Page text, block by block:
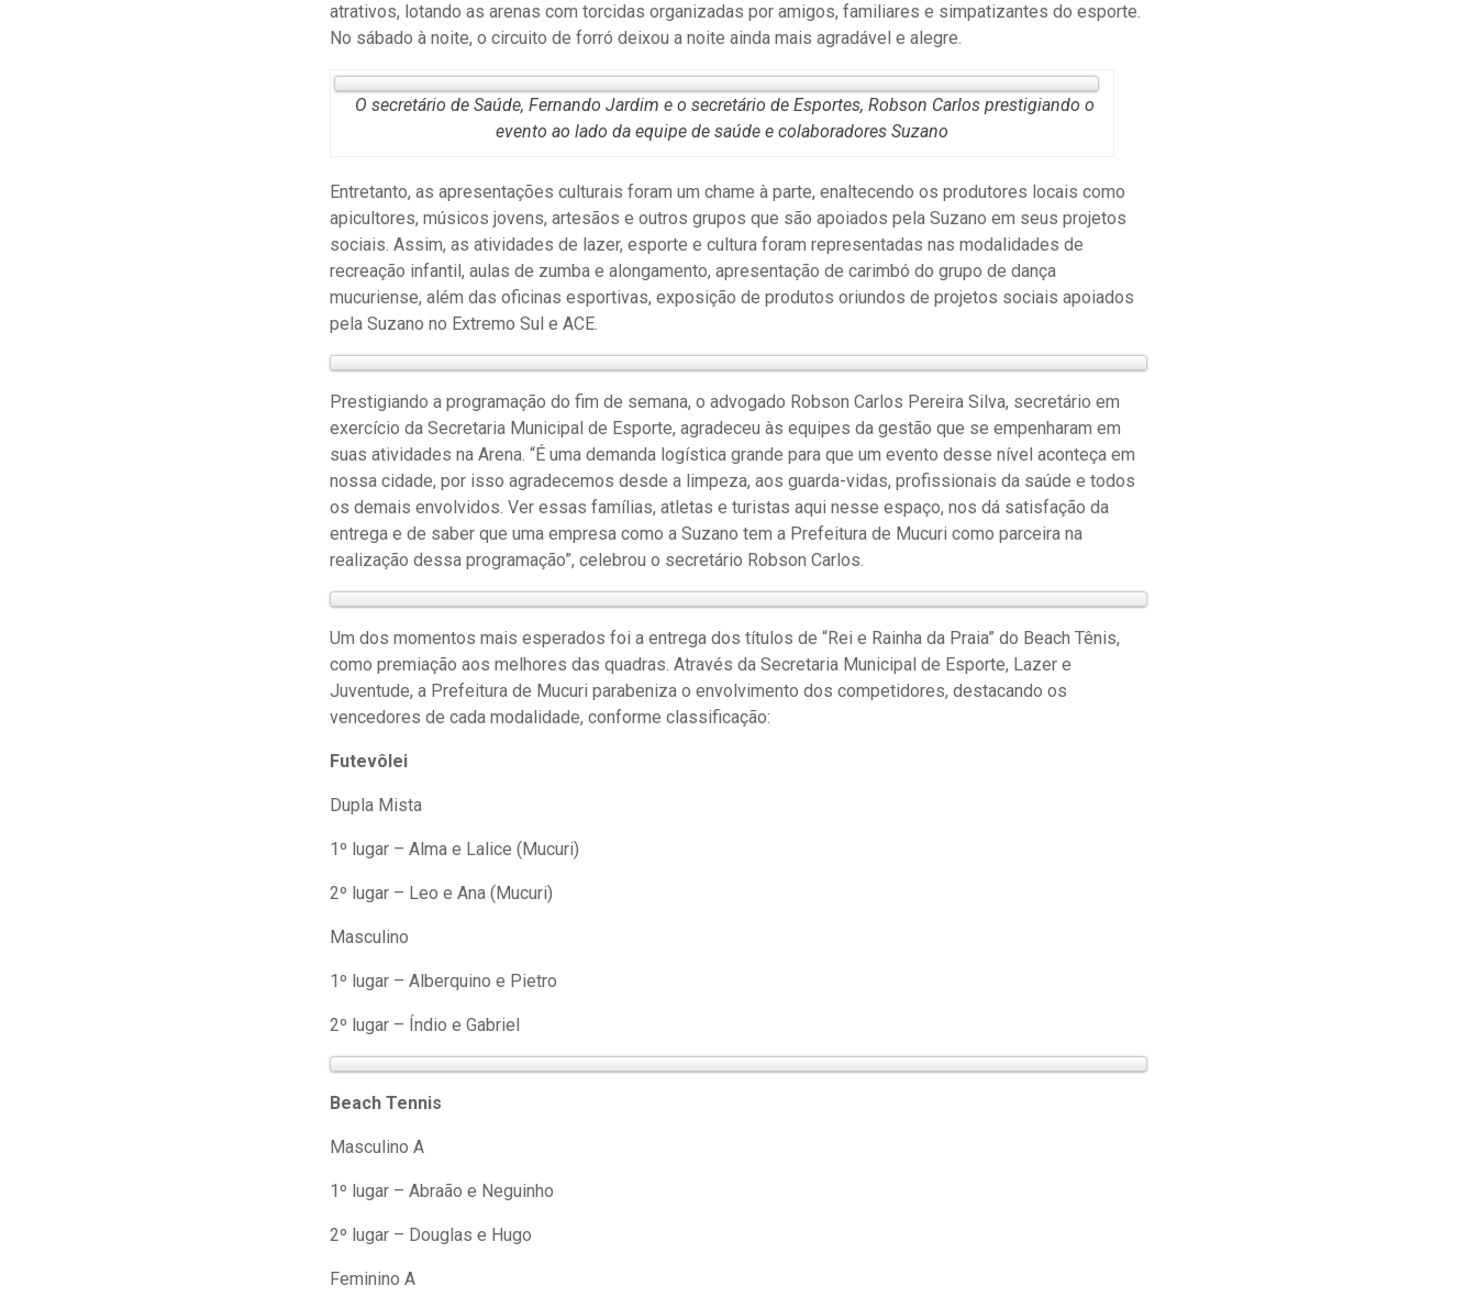
atrativos, lotando as arenas com torcidas organizadas por amigos, familiares e simpatizantes do esporte.
No sábado à noite, o circuito de forró deixou a noite ainda mais agradável e alegre.
O secretário de Saúde, Fernando Jardim e o secretário de Esportes, Robson Carlos prestigiando o
evento ao lado da equipe de saúde e colaboradores Suzano
Entretanto, as apresentações culturais foram um chame à parte, enaltecendo os produtores locais como
apicultores, músicos jovens, artesãos e outros grupos que são apoiados pela Suzano em seus projetos
sociais. Assim, as atividades de lazer, esporte e cultura foram representadas nas modalidades de
recreação infantil, aulas de zumba e alongamento, apresentação de carimbó do grupo de dança
mucuriense, além das oficinas esportivas, exposição de produtos oriundos de projetos sociais apoiados
pela Suzano no Extremo Sul e ACE.
Prestigiando a programação do fim de semana, o advogado Robson Carlos Pereira Silva, secretário em
exercício da Secretaria Municipal de Esporte, agradeceu às equipes da gestão que se empenharam em
suas atividades na Arena. “É uma demanda logística grande para que um evento desse nível aconteça em
nossa cidade, por isso agradecemos desde a limpeza, aos guarda-vidas, profissionais da saúde e todos
os demais envolvidos. Ver essas famílias, atletas e turistas aqui nesse espaço, nos dá satisfação da
entrega e de saber que uma empresa como a Suzano tem a Prefeitura de Mucuri como parceira na
realização dessa programação”, celebrou o secretário Robson Carlos.
Um dos momentos mais esperados foi a entrega dos títulos de “Rei e Rainha da Praia” do Beach Tênis,
como premiação aos melhores das quadras. Através da Secretaria Municipal de Esporte, Lazer e
Juventude, a Prefeitura de Mucuri parabeniza o envolvimento dos competidores, destacando os
vencedores de cada modalidade, conforme classificação:
Futevôlei
Dupla Mista
1º lugar – Alma e Lalice (Mucuri)
2º lugar – Leo e Ana (Mucuri)
Masculino
1º lugar – Alberquino e Pietro
2º lugar – Índio e Gabriel
Beach Tennis
Masculino A
1º lugar – Abraão e Neguinho
2º lugar – Douglas e Hugo
Feminino A